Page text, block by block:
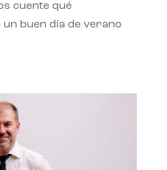
cuente qué
buen día de verano